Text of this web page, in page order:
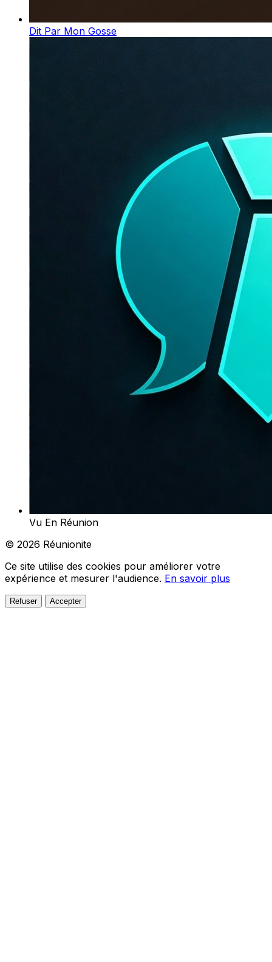
Dit Par Mon Gosse
Vu En Réunion
© 2026 Réunionite
Ce site utilise des cookies pour améliorer votre
expérience et mesurer l'audience. En savoir plus
Refuser Accepter